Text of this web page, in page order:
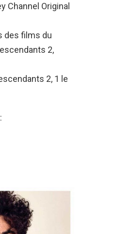
Channel Original
des films du
2,
2, 1 le